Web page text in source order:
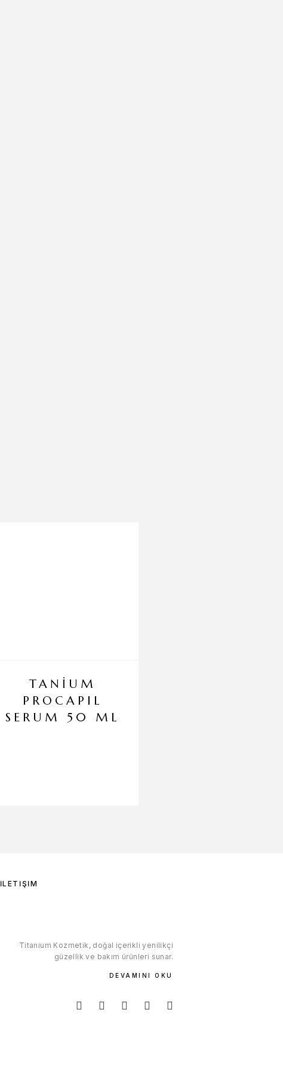
TANİUM
PROCAPIL
SERUM 50 ML
İLETIŞIM
Titanium Kozmetik, doğal içerikli yenilikçi
güzellik ve bakım ürünleri sunar.
DEVAMINI OKU